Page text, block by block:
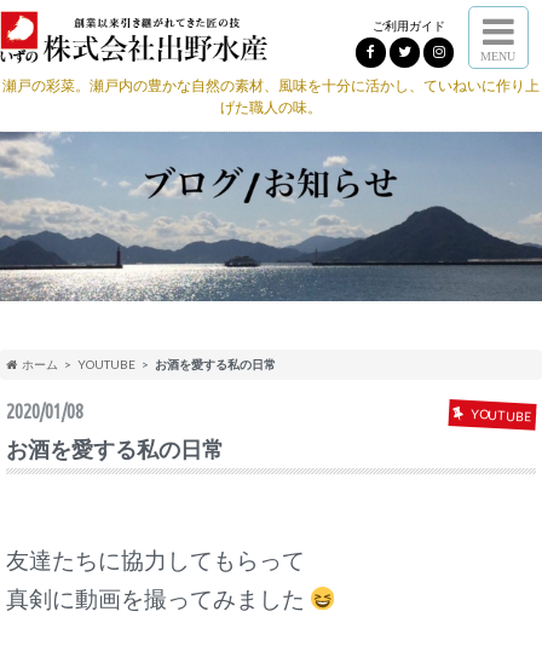
ご利用ガイド
MENU
瀬戸の彩菜。瀬戸内の豊かな自然の素材、風味を十分に活かし、ていねいに作り上
げた職人の味。
ホーム YOUTUBE お酒を愛する私の日常
2020/01/08 YOUTUBE
お酒を愛する私の日常
友達たちに協力してもらって
真剣に動画を撮ってみました